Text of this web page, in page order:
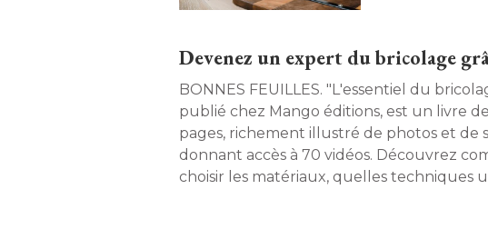
Devenez un expert du bricolage
BONNES FEUILLES. "L'essentiel du bricolage ",
publié chez Mango éditions, est un livre
pages, richement illustré de photos et de
donnant accès à 70 vidéos. Découvrez
choisir les matériaux, quelles techniques